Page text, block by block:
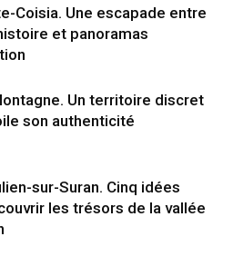
Coisia. Une escapade entre
et panoramas
Un territoire discret
son authenticité
sur-Suran. Cinq idées
les trésors de la vallée